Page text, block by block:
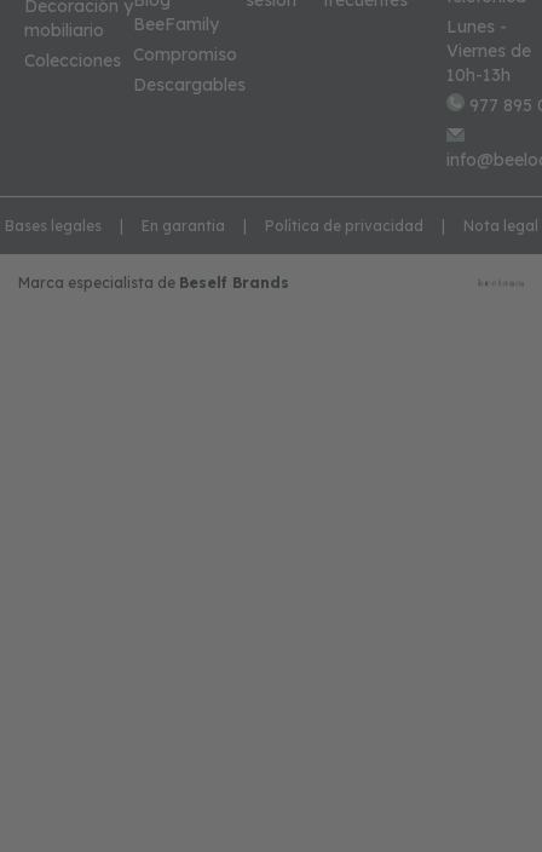
Decoración y
mobiliario
Colecciones
BeeFamily
Compromiso
Descargables
Lunes -
Viernes de
10h-13h
977 895
Bases legales En garantia Política de privacidad Nota legal
Marca especialista de Beself Brands